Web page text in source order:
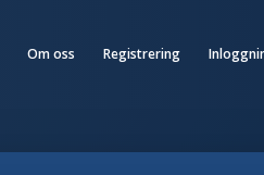
Om oss Registrering